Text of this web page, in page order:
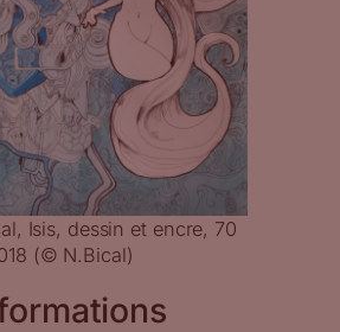
Isis, dessin et encre, 70
(© N.Bical)